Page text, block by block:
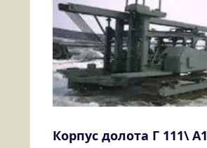
Корпус долота Г 111\ А1